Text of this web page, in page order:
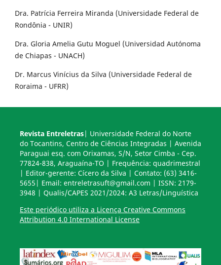
Dra. Patrícia Ferreira Miranda (Universidade Federal de
Rondônia - UNIR)
Dra. Gloria Amelia Gutu Moguel (Universidad Autónoma
de Chiapas - UNACH)
Dr. Marcus Vinícius da Silva (Universidade Federal de
Roraima - UFRR)
Revista Entreletras| Universidade Federal do Norte
do Tocantins, Centro de Ciências Integradas | Avenida
Paraguai esq. com Orixamas, S/N, Setor Cimba - Cep.
77824-838, Araguaína-TO | Frequência: quadrimestral
| Editor-gerente: Cícero da Silva | Contato: (63) 3416-
5655| Email: entreletrasuft@gmail.com | ISSN: 2179-
3948 | Qualis/CAPES 2021/2024: A3 Letras/Linguística
Este periódico utiliza a Licença Creative Commons
Attribution 4.0 International License